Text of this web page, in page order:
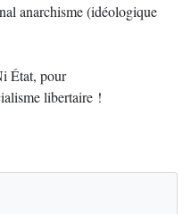
anarchisme (idéologique
État, pour
libertaire !